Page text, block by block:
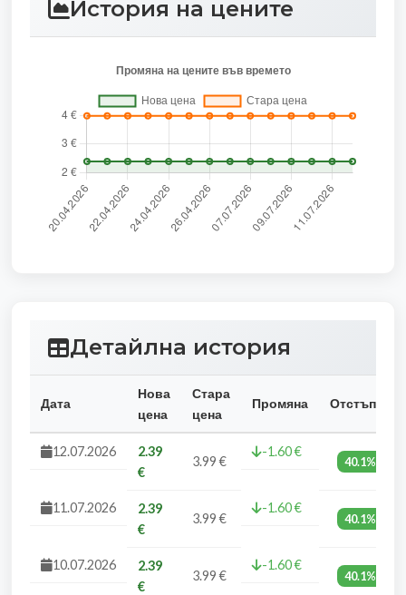
История на цените
Детайлна история
Дата
Нова
цена
Стара
цена
Промяна Отстъпка
12.07.2026
2.39
€
3.99 €
-1.60 €
40.1%
11.07.2026
2.39
€
3.99 €
-1.60 €
40.1%
10.07.2026
2.39
€
3.99 €
-1.60 €
40.1%